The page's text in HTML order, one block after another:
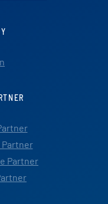
Partner
Partner